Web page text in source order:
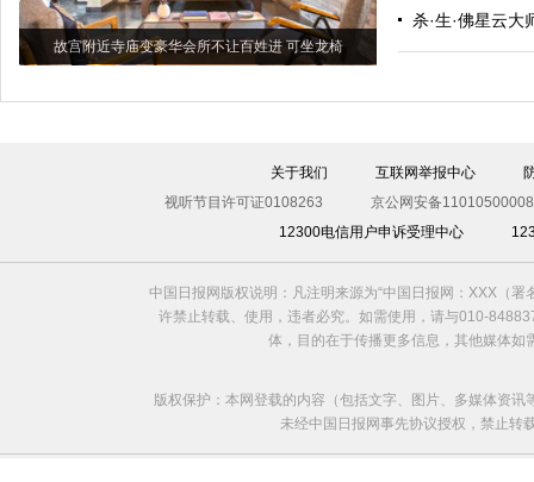
故宫附近寺庙变豪华会所不让百姓进 可坐龙椅
杀·生·佛星云大
关于我们 互联网举报中心
视听节目许可证0108263
京公网安备
12300电信用户申诉受理中心
中国日报网版权说明：凡注明来源为“中国日报网：XXX（
许禁止转载、使用，违者必究。如需使用，请与010-
体，目的在于传播更多信息，其他媒体
版权保护：本网登载的内容（包括文字、图片、多媒体资
未经中国日报网事先协议授权，禁止转